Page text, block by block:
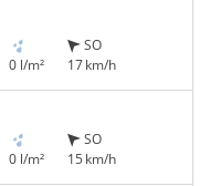
0 l/m²
SO
17 km/h
0 l/m²
SO
15 km/h